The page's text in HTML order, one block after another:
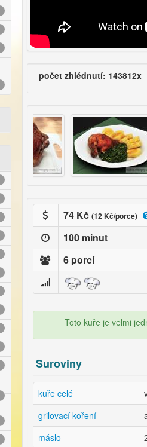
počet zhlédnutí: 143812x
74 Kč (12 Kč/porce)
100 minut
6 porcí
Toto kuře je velmi
Suroviny
kuře celé
grilovací koření
máslo